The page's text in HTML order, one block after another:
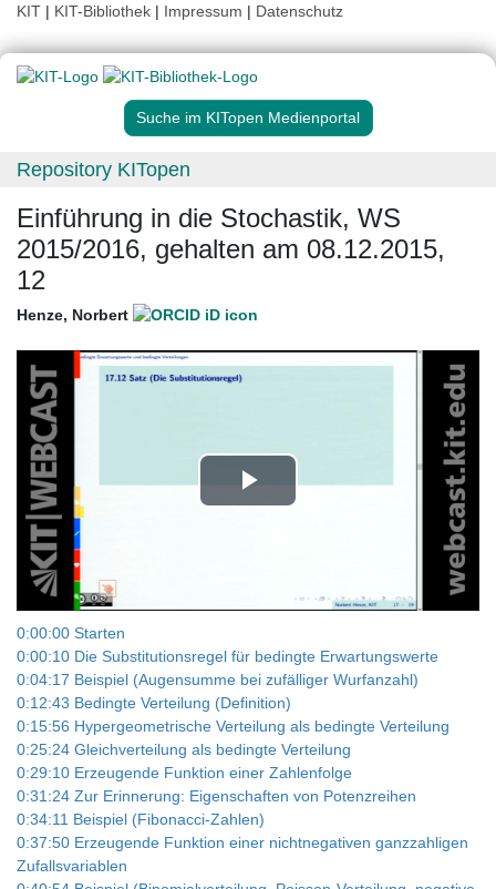
KIT | KIT-Bibliothek | Impressum | Datenschutz
Suche im KITopen Medienportal
Repository KITopen
Einführung in die Stochastik, WS
2015/2016, gehalten am 08.12.2015,
12
Henze, Norbert
Play
0:00:00 Starten
0:00:10 Die Substitutionsregel für bedingte Erwartungswerte
0:04:17 Beispiel (Augensumme bei zufälliger Wurfanzahl)
0:12:43 Bedingte Verteilung (Definition)
0:15:56 Hypergeometrische Verteilung als bedingte Verteilung
0:25:24 Gleichverteilung als bedingte Verteilung
0:29:10 Erzeugende Funktion einer Zahlenfolge
0:31:24 Zur Erinnerung: Eigenschaften von Potenzreihen
0:34:11 Beispiel (Fibonacci-Zahlen)
0:37:50 Erzeugende Funktion einer nichtnegativen ganzzahligen
Zufallsvariablen